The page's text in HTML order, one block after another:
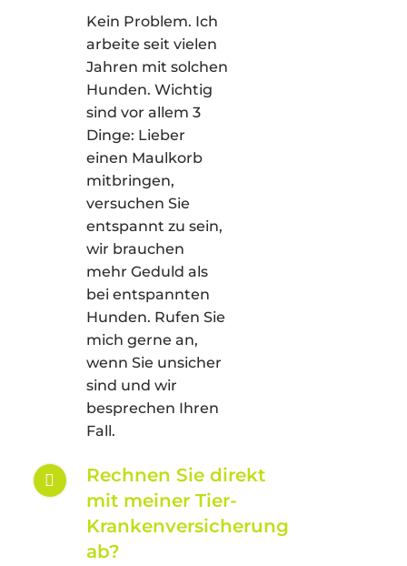
Kein Problem. Ich
arbeite seit vielen
Jahren mit solchen
Hunden. Wichtig
sind vor allem 3
Dinge: Lieber
einen Maulkorb
mitbringen,
versuchen Sie
entspannt zu sein,
wir brauchen
mehr Geduld als
bei entspannten
Hunden. Rufen Sie
mich gerne an,
wenn Sie unsicher
sind und wir
besprechen Ihren
Fall.
Rechnen Sie direkt
mit meiner Tier-
Krankenversicherung
ab?